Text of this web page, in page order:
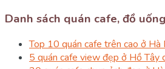
Danh sách quán cafe, đồ
Top 10 quán cafe trên cao ở
5 quán cafe view đẹp ở Hồ Tây